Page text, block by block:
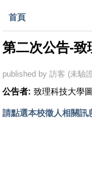
您在這裡
首頁
第二次公告-致
published by 訪客 (未驗
公告者: 致理科技大學
請點選本校徵人相關訊